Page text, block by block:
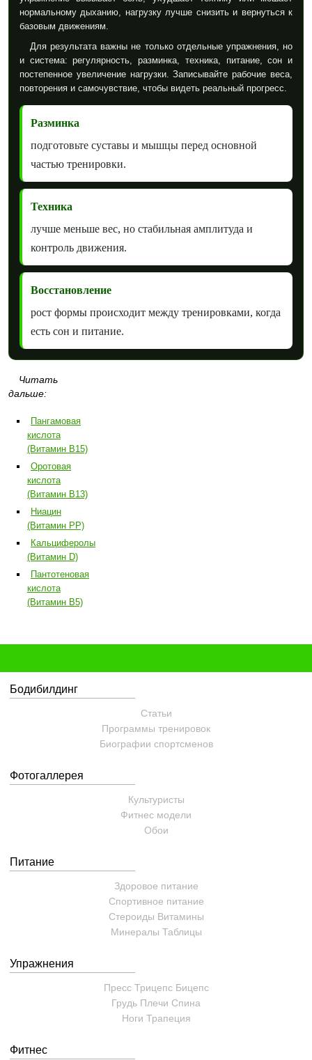
нормальному дыханию, нагрузку лучше снизить и вернуться к
базовым движениям.
Для результата важны не только отдельные упражнения, но
и система: регулярность, разминка, техника, питание, сон и
постепенное увеличение нагрузки. Записывайте рабочие веса,
повторения и самочувствие, чтобы видеть реальный прогресс.
Разминка
подготовьте суставы и мышцы перед основной
частью тренировки.
Техника
лучше меньше вес, но стабильная амплитуда и
контроль движения.
Восстановление
рост формы происходит между тренировками, когда
есть сон и питание.
Читать
дальше:
Пангамовая
кислота
(Витамин B15)
Оротовая
кислота
(Витамин B13)
Ниацин
(Витамин PP)
Кальциферолы
(Витамин D)
Пантотеновая
кислота
(Витамин B5)
Бодибилдинг
Статьи
Программы тренировок
Биографии спортсменов
Фотогаллерея
Культуристы
Фитнес модели
Обои
Питание
Здоровое питание
Спортивное питание
Стероиды Витамины
Минералы Таблицы
Упражнения
Пресс Трицепс Бицепс
Грудь Плечи Спина
Ноги Трапеция
Фитнес